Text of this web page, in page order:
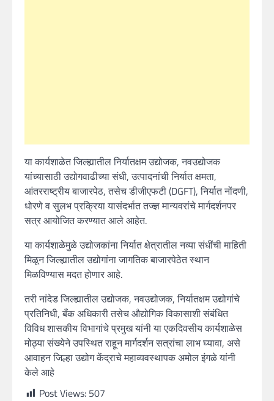
या कार्यशाळेत जिल्ह्यातील निर्यातक्षम उद्योजक, नवउद्योजक
यांच्यासाठी उद्योगवाढीच्या संधी, उत्पादनांची निर्यात क्षमता,
आंतरराष्ट्रीय बाजारपेठ, तसेच डीजीएफटी (DGFT), निर्यात नोंदणी,
धोरणे व सुलभ प्रक्रिया यासंदर्भात तज्ज्ञ मान्यवरांचे मार्गदर्शनपर
सत्र आयोजित करण्यात आले आहेत.
या कार्यशाळेमुळे उद्योजकांना निर्यात क्षेत्रातील नव्या संधींची माहिती
मिळून जिल्ह्यातील उद्योगांना जागतिक बाजारपेठेत स्थान
मिळविण्यास मदत होणार आहे.
तरी नांदेड जिल्ह्यातील उद्योजक, नवउद्योजक, निर्यातक्षम उद्योगांचे
प्रतिनिधी, बँक अधिकारी तसेच औद्योगिक विकासाशी संबंधित
विविध शासकीय विभागांचे प्रमुख यांनी या एकदिवसीय कार्यशाळेस
मोठ्या संख्येने उपस्थित राहून मार्गदर्शन सत्रांचा लाभ घ्यावा, असे
आवाहन जिल्हा उद्योग केंद्राचे महाव्यवस्थापक अमोल इंगळे यांनी
केले आहे
Post Views: 507